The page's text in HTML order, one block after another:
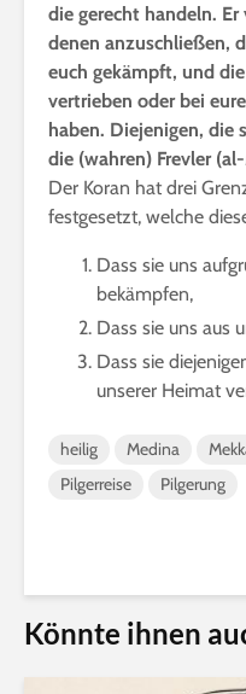
die gerecht handeln.
denen anzuschließen,
euch gekämpft, und
vertrieben oder bei
haben. Diejenigen, die
die (wahren) Frevler
Der Koran hat drei
festgesetzt, welche
Dass sie uns
bekämpfen,
Dass sie uns aus
Dass sie
unserer Heimat
heilig Medina
Pilgerreise
Pilgerung
Könnte ihnen